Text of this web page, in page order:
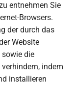
entnehmen Sie
Browsers.
der durch das
Website
sowie die
indem
installieren